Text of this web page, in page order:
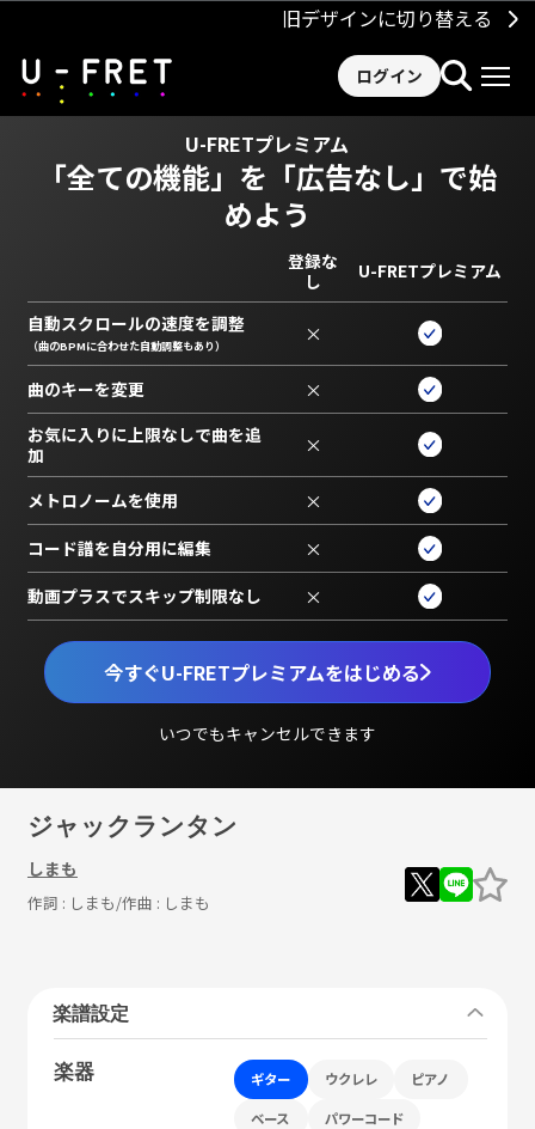
旧デザインに切り替える
ログイン
U-FRETプレミアム
「全ての機能」を 「広告なし」で始
めよう
今すぐU-FRETプレミアムをはじめる
いつでもキャンセルできます
登録な
し
U-FRETプレミアム
自動スクロールの速度を調整
（曲のBPMに合わせた自動調整もあり） ×
曲のキーを変更 ×
お気に入りに上限なしで曲を追
加
×
メトロノームを使用 ×
コード譜を自分用に編集 ×
動画プラスでスキップ制限なし ×
ジャックランタン
しまも
作詞 : しまも/作曲 : しまも
楽譜設定
楽器 ギター ウクレレ ピアノ
ベース パワーコード